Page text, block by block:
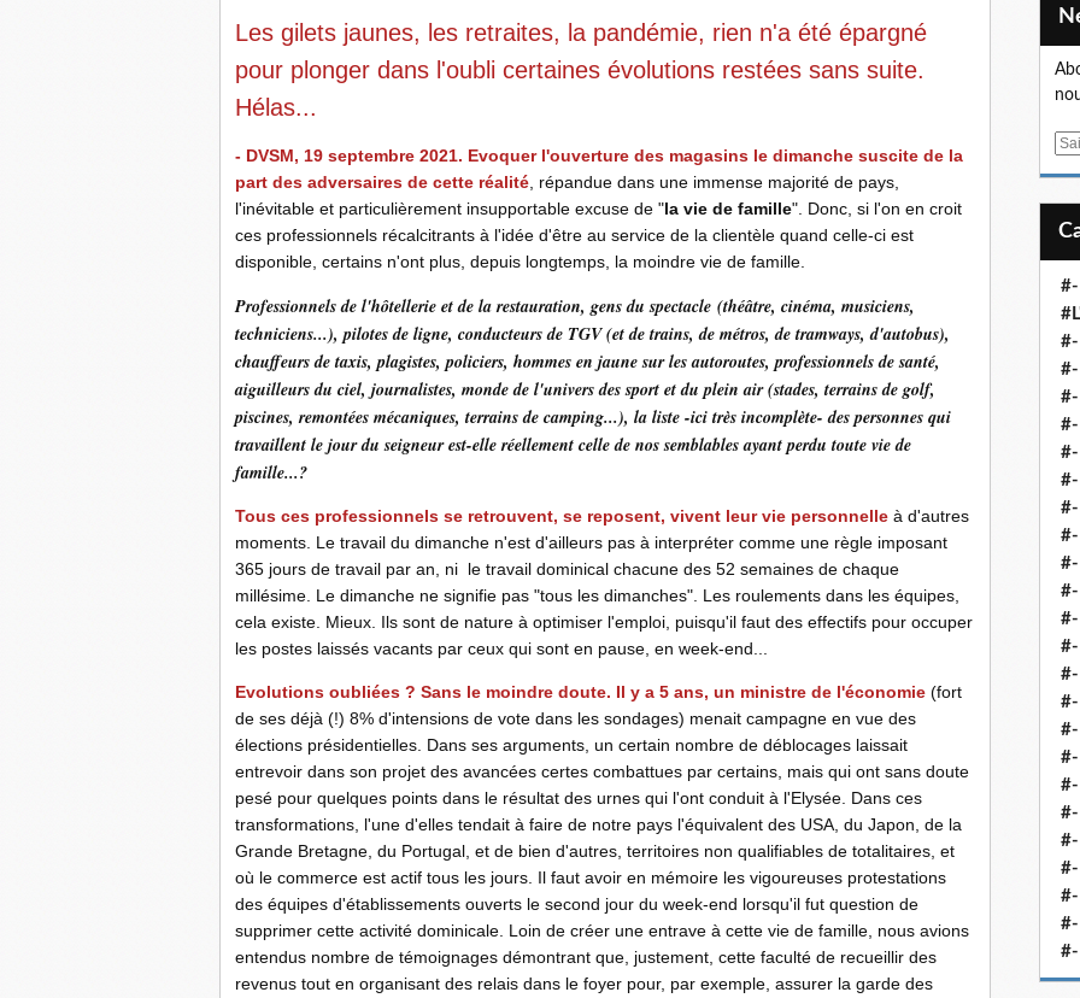
Les gilets jaunes, les retraites, la pandémie, rien n'a été épargné
pour plonger dans l'oubli certaines évolutions restées sans suite.
Hélas...
- DVSM, 19 septembre 2021. Evoquer l'ouverture des magasins le dimanche suscite de la
part des adversaires de cette réalité , répandue dans une immense majorité de pays,
l'inévitable et particulièrement insupportable excuse de "la vie de famille". Donc, si l'on en croit
ces professionnels récalcitrants à l'idée d'être au service de la clientèle quand celle-ci est
disponible, certains n'ont plus, depuis longtemps, la moindre vie de famille.
Professionnels de l'hôtellerie et de la restauration, gens du spectacle (théâtre, cinéma, musiciens,
techniciens...), pilotes de ligne, conducteurs de TGV (et de trains, de métros, de tramways, d'autobus),
chauffeurs de taxis, plagistes, policiers, hommes en jaune sur les autoroutes, professionnels de santé,
aiguilleurs du ciel, journalistes, monde de l'univers des sport et du plein air (stades, terrains de golf,
piscines, remontées mécaniques, terrains de camping...), la liste -ici très incomplète- des personnes qui
travaillent le jour du seigneur est-elle réellement celle de nos semblables ayant perdu toute vie de
famille...?
Tous ces professionnels se retrouvent, se reposent, vivent leur vie personnelle à d'autres
moments. Le travail du dimanche n'est d'ailleurs pas à interpréter comme une règle imposant
365 jours de travail par an, ni le travail dominical chacune des 52 semaines de chaque
millésime. Le dimanche ne signifie pas "tous les dimanches". Les roulements dans les équipes,
cela existe. Mieux. Ils sont de nature à optimiser l'emploi, puisqu'il faut des effectifs pour occuper
les postes laissés vacants par ceux qui sont en pause, en week-end...
Evolutions oubliées ? Sans le moindre doute. Il y a 5 ans, un ministre de l'économie (fort
de ses déjà (!) 8% d'intensions de vote dans les sondages) menait campagne en vue des
élections présidentielles. Dans ses arguments, un certain nombre de déblocages laissait
entrevoir dans son projet des avancées certes combattues par certains, mais qui ont sans doute
pesé pour quelques points dans le résultat des urnes qui l'ont conduit à l'Elysée. Dans ces
transformations, l'une d'elles tendait à faire de notre pays l'équivalent des USA, du Japon, de la
Grande Bretagne, du Portugal, et de bien d'autres, territoires non qualifiables de totalitaires, et
où le commerce est actif tous les jours. Il faut avoir en mémoire les vigoureuses protestations
des équipes d'établissements ouverts le second jour du week-end lorsqu'il fut question de
supprimer cette activité dominicale. Loin de créer une entrave à cette vie de famille, nous avions
entendus nombre de témoignages démontrant que, justement, cette faculté de recueillir des
revenus tout en organisant des relais dans le foyer pour, par exemple, assurer la garde des
E
#-
#-
#-
#-
#-
#-
#-
#-
#-
#-
#-
#-
#-
#-
#-
#-